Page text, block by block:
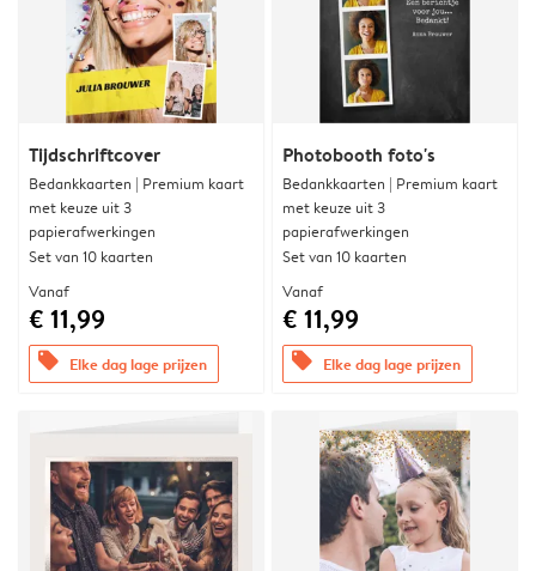
Tijdschriftcover
Bedankkaarten | Premium kaart
met keuze uit 3
papierafwerkingen
Set van 10 kaarten
Vanaf
€ 11,99
offers Elke dag lage prijzen
Photobooth foto's
Bedankkaarten | Premium kaart
met keuze uit 3
papierafwerkingen
Set van 10 kaarten
Vanaf
€ 11,99
offers Elke dag lage prijzen